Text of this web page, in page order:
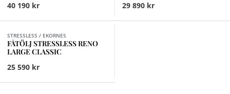
40 190 kr
29 890 kr
STRESSLESS / EKORNES
FÅTÖLJ STRESSLESS RENO
LARGE CLASSIC
25 590 kr